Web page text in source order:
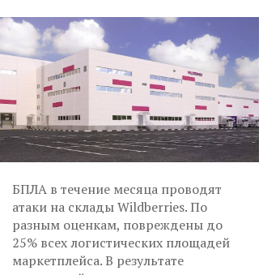
БПЛА в течение месяца проводят
атаки на склады Wildberries. По
разным оценкам, повреждены до
25% всех логистических площадей
маркетплейса. В результате